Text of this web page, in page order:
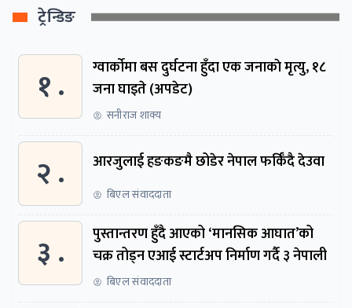
ट्रेन्डिङ
१ .
ग्वार्काेमा बस दुर्घटना हुँदा एक जनाकाे मृत्यु, १८
जना घाइते (अपडेट)
सनीराज शाक्य
२ . आरजुलाई हङकङमै छोडेर नेपाल फर्किँदै देउवा
बिएल संवाददाता
३ .
पुस्तान्तरण हुँदै आएको ‘मानसिक आघात’को
चक्र तोड्न एआई स्टार्टअप निर्माण गर्दै ३ नेपाली
बिएल संवाददाता